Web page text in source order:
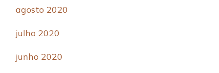
agosto 2020
julho 2020
junho 2020